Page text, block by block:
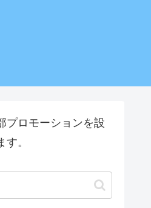
プロモーションを設
。